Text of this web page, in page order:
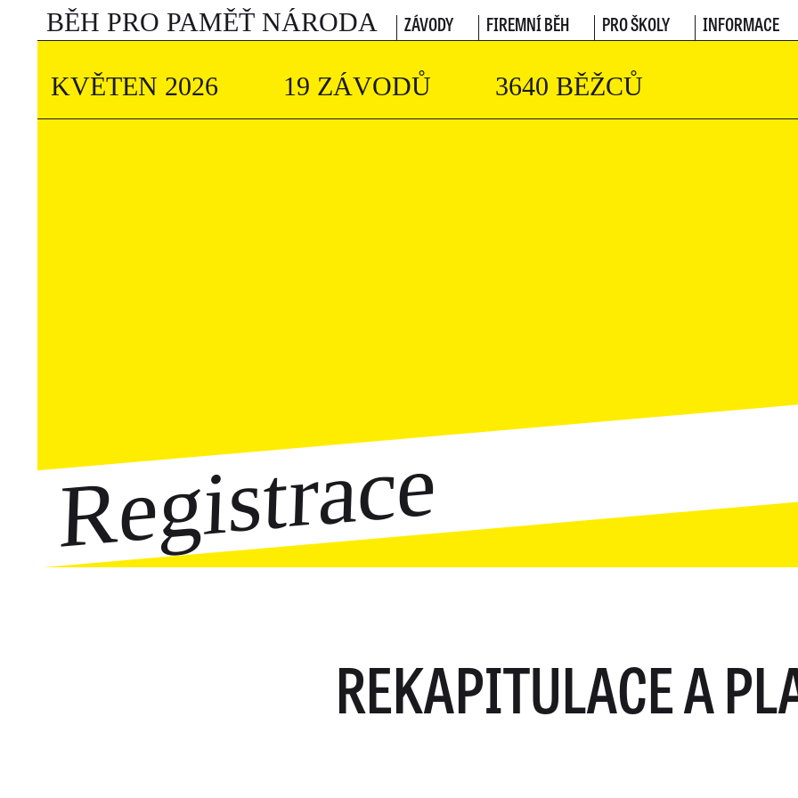
BĚH PRO PAMĚŤ NÁRODA ZÁVODY FIREMNÍ BĚH PRO ŠKOLY INFORMACE
KVĚTEN 2026 19 ZÁVODŮ 3640 BĚŽCŮ
Registrace
REKAPITULACE A